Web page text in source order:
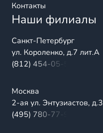
Контакты
Наши филиалы
Санкт-Петербург
ул. Короленко, д.7 лит.А
(812) 454-05-54
Москва
2-ая ул. Энтузиастов, д.3
(495) 780-77-98